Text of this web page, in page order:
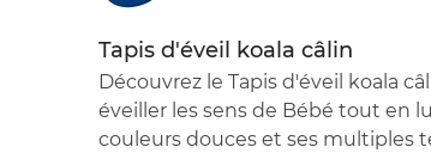
Tapis d'éveil koala câlin
Découvrez le Tapis d'éveil koala
éveiller les sens de Bébé tout en
couleurs douces et ses multiples